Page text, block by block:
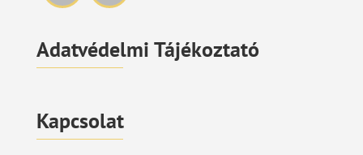
Adatvédelmi Tájékoztató
Kapcsolat